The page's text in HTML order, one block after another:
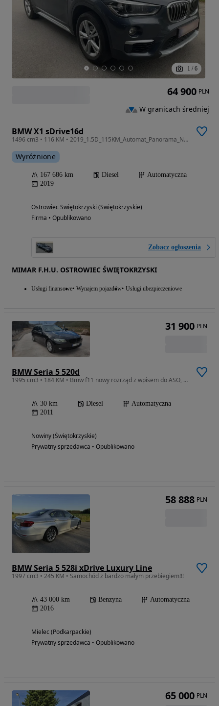
1 / 6
BMW X1 sDrive16d
1496 cm3 • 116 KM • 2019_1.5D_115KM_Automat_Panorama_Nawi_Xenon_Skóry_Gwarancja
Wyróżnione
167 686 km Diesel
Automatyczna
2019
Ostrowiec Świętokrzyski (Świętokrzyskie)
Firma • Opublikowano
Zobacz ogłoszenia
MIMAR F.H.U. OSTROWIEC ŚWIĘTOKRZYSKI
Usługi finansowe Wynajem pojazdów Usługi ubezpieczeniowe
64 900 PLN
W granicach średniej
BMW Seria 5 520d
1995 cm3 • 184 KM • Bmw f11 nowy rozrząd z wpisem do ASO, ciekawe wyposażenie.
30 km Diesel
Automatyczna
2011
Nowiny (Świętokrzyskie)
Prywatny sprzedawca • Opublikowano
31 900 PLN
BMW Seria 5 528i xDrive Luxury Line
1997 cm3 • 245 KM • Samochód z bardzo małym przebiegiem!!!
43 000 km Benzyna
Automatyczna
2016
Mielec (Podkarpackie)
Prywatny sprzedawca • Opublikowano
58 888 PLN
65 000 PLN